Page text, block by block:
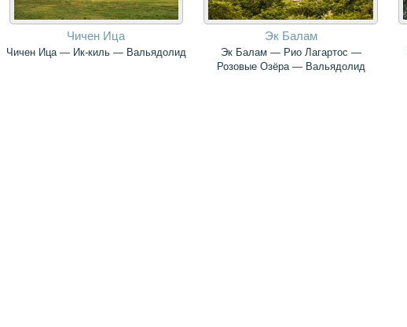
Чичен Ица
Чичен Ица — Ик-киль — Вальядолид
Эк Балам
Эк Балам — Рио Лагартос —
Розовые Озёра — Вальядолид